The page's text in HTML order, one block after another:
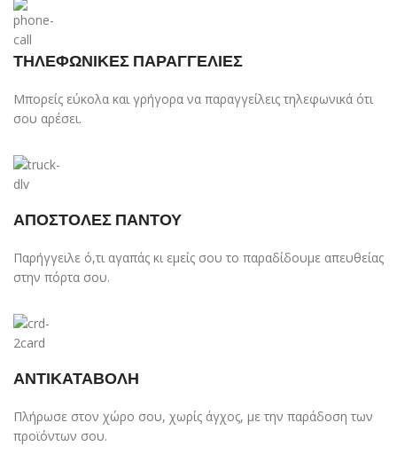
ΤΗΛΕΦΩΝΙΚΕΣ ΠΑΡΑΓΓΕΛΙΕΣ
Μπορείς εύκολα και γρήγορα να παραγγείλεις τηλεφωνικά ότι
σου αρέσει.
ΑΠΟΣΤΟΛΕΣ ΠΑΝΤΟΥ
Παρήγγειλε ό,τι αγαπάς κι εμείς σου το παραδίδουμε απευθείας
στην πόρτα σου.
ΑΝΤΙΚΑΤΑΒΟΛΗ
Πλήρωσε στον χώρο σου, χωρίς άγχος, με την παράδοση των
προϊόντων σου.